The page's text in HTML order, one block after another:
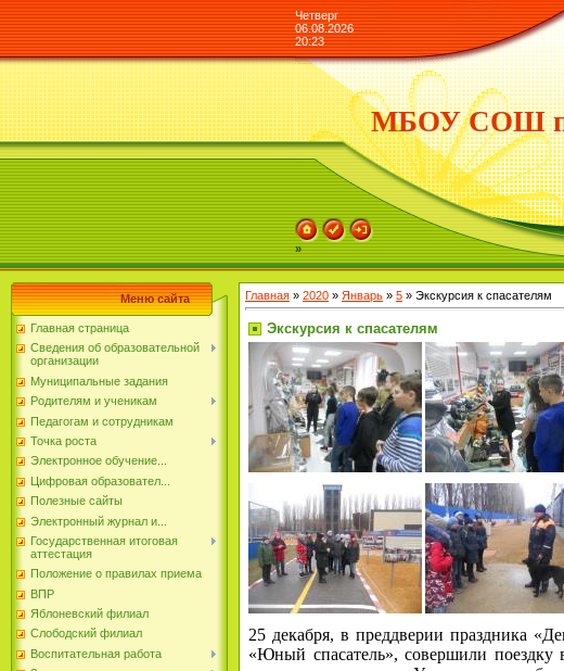
Четверг
06.08.2026
20:23
МБОУ СОШ п.
»
Меню сайта
Главная страница
Сведения об образовательной
организации
Муниципальные задания
Родителям и ученикам
Педагогам и сотрудникам
Точка роста
Электронное обучение...
Цифровая образовател...
Полезные сайты
Электронный журнал и...
Государственная итоговая
аттестация
Положение о правилах приема
ВПР
Яблоневский филиал
Слободский филиал
Воспитательная работа
Главная » 2020 » Январь » 5 » Экскурсия к спасателям
Экскурсия к спасателям
25 декабря, в преддверии праздника
«Юный спасатель», совершили